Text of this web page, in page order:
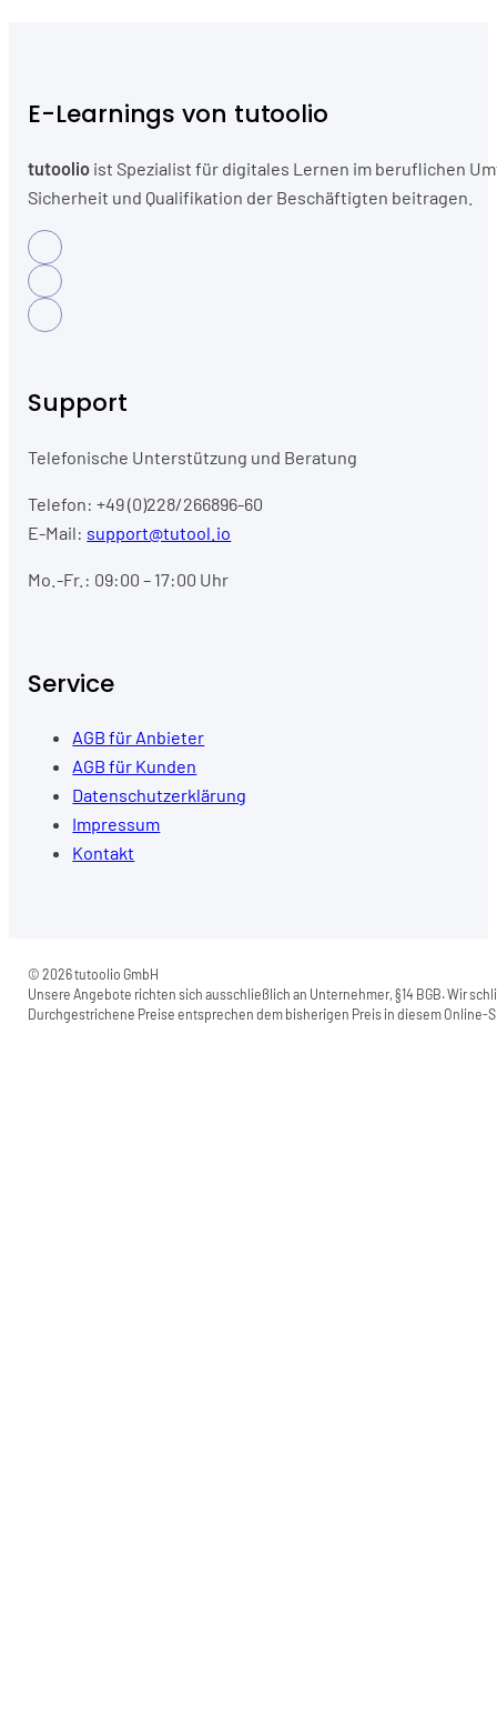
E-Learnings von tutoolio
tutoolio ist Spezialist für digitales Lernen im beruflichen
Sicherheit und Qualifikation der Beschäftigten beitragen.
Support
Telefonische Unterstützung und Beratung
Telefon: +49 (0)228/266896-60
E-Mail: support@tutool.io
Mo.-Fr.: 09:00 – 17:00 Uhr
Service
AGB für Anbieter
AGB für Kunden
Datenschutzerklärung
Impressum
Kontakt
© 2026 tutoolio GmbH
Unsere Angebote richten sich ausschließlich an Unternehmer, §14 BGB. Wir
Durchgestrichene Preise entsprechen dem bisherigen Preis in diesem